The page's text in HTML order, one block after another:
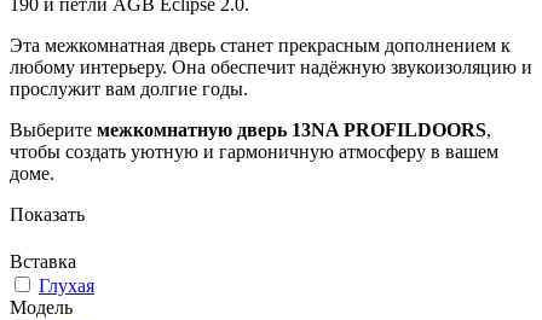
190 и петли AGB Eclipse 2.0.
Эта межкомнатная дверь станет прекрасным дополнением к
любому интерьеру. Она обеспечит надёжную звукоизоляцию и
прослужит вам долгие годы.
Выберите межкомнатную дверь 13NA PROFILDOORS,
чтобы создать уютную и гармоничную атмосферу в вашем
доме.
Показать
Вставка
Глухая
Модель